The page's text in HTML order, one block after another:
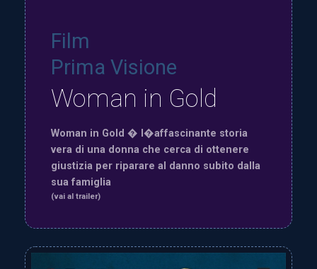
Film
Prima Visione
Woman in Gold
Woman in Gold � l�affascinante storia
vera di una donna che cerca di ottenere
giustizia per riparare al danno subito dalla
sua famiglia
(vai al trailer)